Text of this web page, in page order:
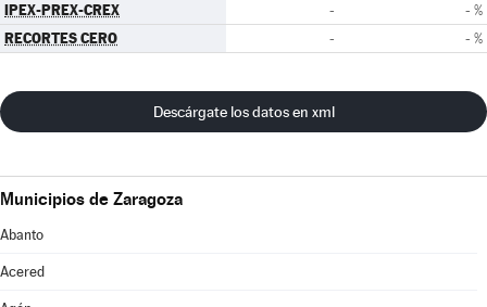
IPEX-PREX-CREX - - %
RECORTES CERO - - %
Descárgate los datos en xml
Municipios de Zaragoza
Abanto
Acered